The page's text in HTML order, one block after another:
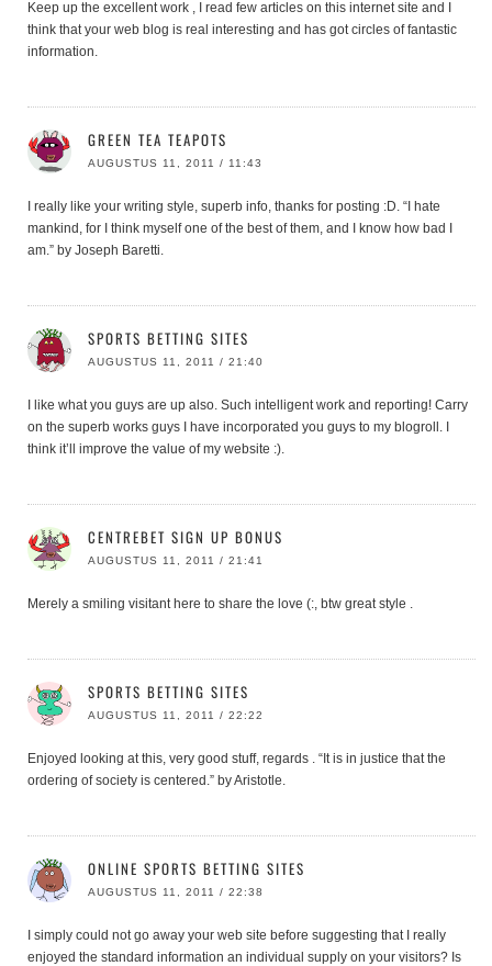
Keep up the excellent work , I read few articles on this internet site and I
think that your web blog is real interesting and has got circles of fantastic
information.
GREEN TEA TEAPOTS
AUGUSTUS 11, 2011 / 11:43
I really like your writing style, superb info, thanks for posting :D. “I hate
mankind, for I think myself one of the best of them, and I know how bad I
am.” by Joseph Baretti.
SPORTS BETTING SITES
AUGUSTUS 11, 2011 / 21:40
I like what you guys are up also. Such intelligent work and reporting! Carry
on the superb works guys I have incorporated you guys to my blogroll. I
think it’ll improve the value of my website :).
CENTREBET SIGN UP BONUS
AUGUSTUS 11, 2011 / 21:41
Merely a smiling visitant here to share the love (:, btw great style .
SPORTS BETTING SITES
AUGUSTUS 11, 2011 / 22:22
Enjoyed looking at this, very good stuff, regards . “It is in justice that the
ordering of society is centered.” by Aristotle.
ONLINE SPORTS BETTING SITES
AUGUSTUS 11, 2011 / 22:38
I simply could not go away your web site before suggesting that I really
enjoyed the standard information an individual supply on your visitors? Is